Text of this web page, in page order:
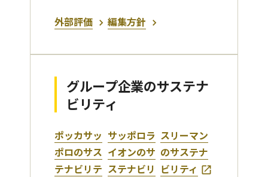
外部評価 編集方針
グループ企業のサステナ
ビリティ
ポッカサッ
ポロのサス
テナビリテ
サッポロラ
イオンのサ
ステナビリ
スリーマン
のサステナ
ビリティ